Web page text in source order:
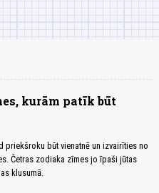
kurām patīk būt
priekšroku būt vienatnē un izvairīties no
Četras zodiaka zīmes jo īpaši jūtas
klusumā.